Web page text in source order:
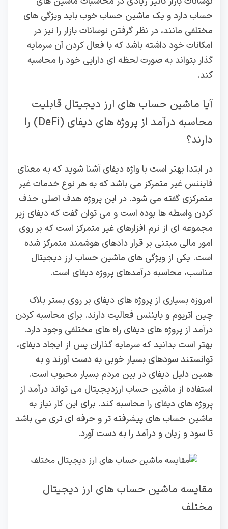
حساب دارد و یک ماشین حساب خوب باید ویژگی های
مختلفی مانند، در نظر گرفتن نوسانات بازار را نیز در
امکانات خود داشته باشد که با فعال کردن آن سرمایه
گذار بتواند به صورت لحظه ای دارایی خود را محاسبه
کند.
آیا ماشین‌ حساب‌ های ارز دیجیتال قابلیت
محاسبه درآمد از پروژه‌ های دیفای (DeFi) را
دارند؟
در ابتدا بهتر است با واژه دیفای آشنا شوید که به معنای
فایننس غیر متمرکز می باشد که به هر نوع خدمات غیر
متمرکزی گفته می شود. در این پروژه هدف اصلی حذف
کردن واسطه ها بوده است و می توان گفت که دیفای زیر
مجموعه ای از نرم افزارهای غیر متمرکز است که بر روی
امور مالی مبتنی بر قرار دادهای هوشمند متمرکز شده
است. یکی از ویژگی‌ های ماشین‌ حساب ارز دیجیتال
مناسب، محاسبه درآمدهای پروژه دیفای است.
امروزه بسیاری از پروژه های دیفای بر روی بستر بلاک
چین اتریوم و بایننس فعالیت دارند. برای محاسبه کردن
درآمد از پروژه های دیفای راه های مختلفی وجود دارد.
بهتر است بدانید که سرمایه گذاران پس از ایجاد دیفای،
توانستند سودهای بسیار خوبی به دست آورند و به
همین دلیل دیفای در بین مردم بسیار محبوب است.
استفاده از ماشین حساب ارزدیجیتال می تواند درآمد از
پروژه های دیفای را محاسبه کند. برای این کار نیاز به
ماشین حساب های پیشرفته تر و حرفه ای تری می باشد
تا سود و زیان و درآمد را به دست آورد.
مقایسه ماشین‌ حساب‌ های ارز دیجیتال
مختلف